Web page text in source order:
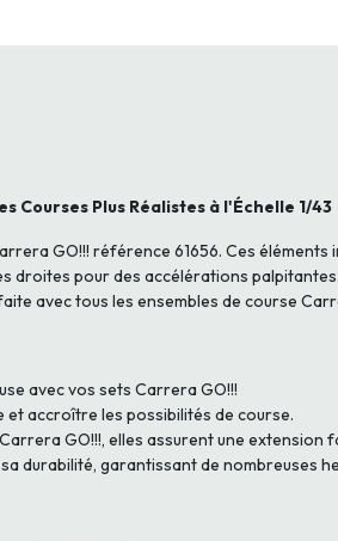
Courses Plus Réalistes à l'Échelle 1/43
GO!!! référence 61656. Ces
pour des accélérations palpitantes.
avec tous les ensembles de course
avec vos sets Carrera GO!!!
et accroître les possibilités de course.
GO!!!, elles assurent une extension
durabilité, garantissant de nombreuses